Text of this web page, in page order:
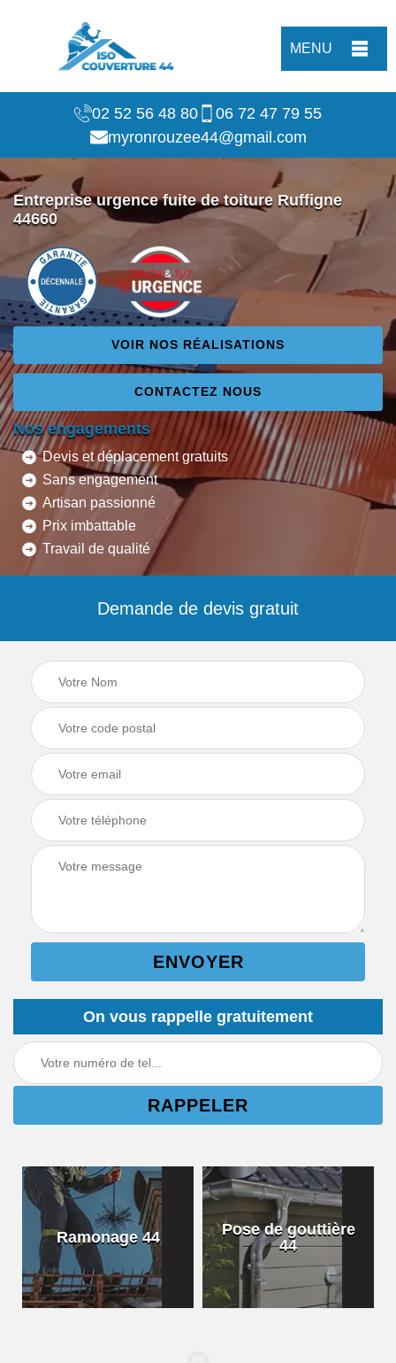
MENU
02 52 56 48 80
06 72 47 79 55
myronrouzee44@gmail.com
Entreprise urgence fuite de toiture Ruffigne
44660
VOIR NOS RÉALISATIONS
CONTACTEZ NOUS
Nos engagements
Devis et déplacement gratuits
Sans engagement
Artisan passionné
Prix imbattable
Travail de qualité
Demande de devis gratuit
On vous rappelle gratuitement
Ramonage 44
Pose de gouttière
44